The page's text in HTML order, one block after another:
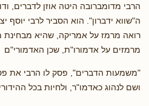
הרבי מדומברובה היטה אוזן לדברים,
ה"שווא ידברון". הוא הסביר לרבי
רואה מרמז על אמריקה, שהיא מבחינת
מרמזים על אדמורו"ת, שכן האדמורי"ם
"משמעות הדברים", פסק לו הרבי את
ושם לנהוג כאדמו"ר, ולחיות בכל